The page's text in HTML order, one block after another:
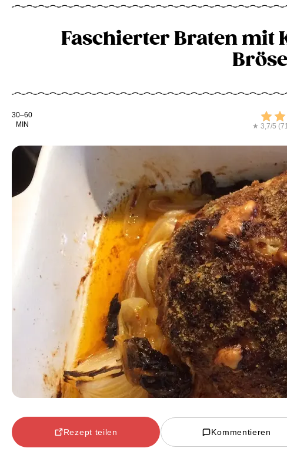
Faschierter Braten mit
Kochdauer
30–60
MIN
★ 3,7/5
Rezept teilen Kommentieren